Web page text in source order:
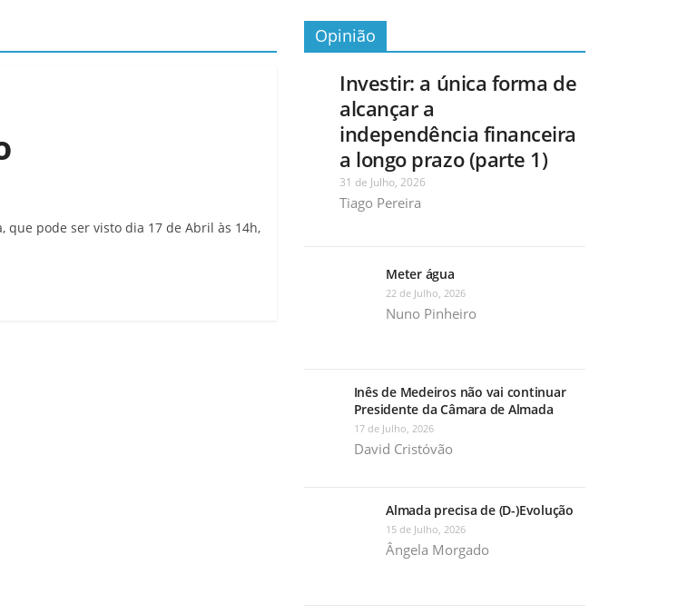
que pode ser visto dia 17 de Abril às 14h,
Opinião
Investir: a única forma de
alcançar a
independência financeira
a longo prazo (parte 1)
31 de Julho, 2026
Tiago Pereira
Meter água
22 de Julho, 2026
Nuno Pinheiro
Inês de Medeiros não vai continuar
Presidente da Câmara de Almada
17 de Julho, 2026
David Cristóvão
Almada precisa de (D-)Evolução
15 de Julho, 2026
Ângela Morgado